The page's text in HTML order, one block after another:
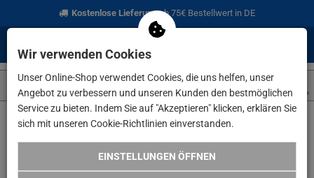
Kostenlose Lieferungab 75€ Bestellwert in DE
Wir verwenden Cookies
Unser Online-Shop verwendet Cookies, die uns helfen, unser
Angebot zu verbessern und unseren Kunden den bestmöglichen
Service zu bieten. Indem Sie auf "Akzeptieren" klicken, erklären Sie
sich mit unseren Cookie-Richtlinien einverstanden.
EINSTELLUNGEN ÖFFNEN